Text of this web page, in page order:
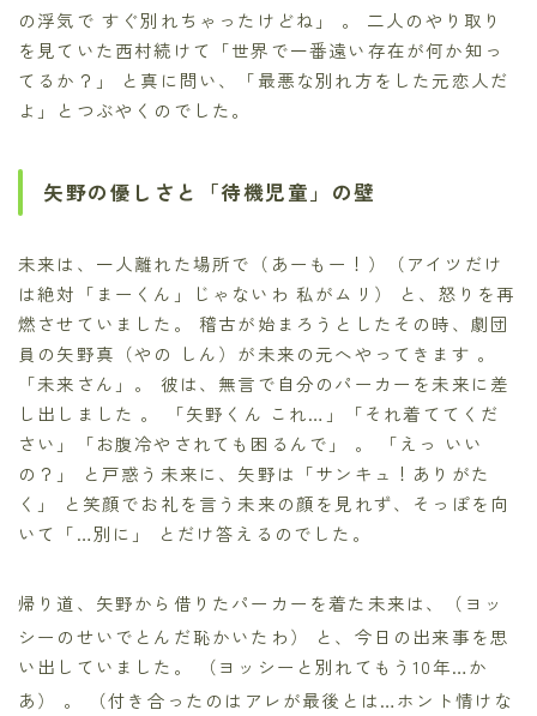
の浮気で すぐ別れちゃったけどね」 。 二人のやり取り
を見ていた西村続けて「世界で一番遠い存在が何か知っ
てるか？」 と真に問い、「最悪な別れ方をした元恋人だ
よ」とつぶやくのでした。
矢野の優しさと「待機児童」の壁
未来は、一人離れた場所で（あーもー！）（アイツだけ
は絶対「まーくん」じゃないわ 私がムリ） と、怒りを再
燃させていました。 稽古が始まろうとしたその時、劇団
員の矢野真（やの しん）が未来の元へやってきます 。
「未来さん」。 彼は、無言で自分のパーカーを未来に差
し出しました 。 「矢野くん これ…」「それ着ててくだ
さい」「お腹冷やされても困るんで」 。 「えっ いい
の？」 と戸惑う未来に、矢野は「サンキュ！ありがた
く」 と笑顔でお礼を言う未来の顔を見れず、そっぽを向
いて「…別に」 とだけ答えるのでした。
帰り道、矢野から借りたパーカーを着た未来は、（ヨッ
シーのせいでとんだ恥かいたわ）
と、今日の出来事を思
い出していました。 （ヨッシーと別れてもう10年…か
あ） 。 （付き合ったのはアレが最後とは…ホント情けな